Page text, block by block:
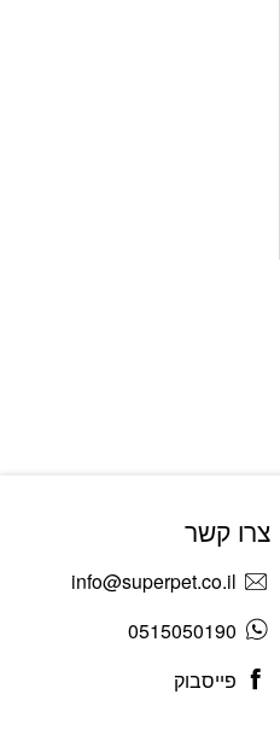
צרו קשר
info@superpet.co.il
0515050190
פייסבוק